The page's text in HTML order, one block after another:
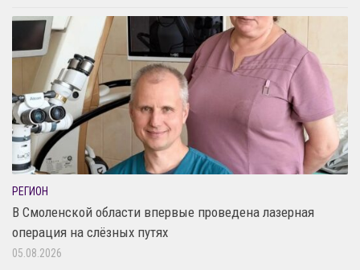
РЕГИОН
В Смоленской области впервые проведена лазерная
операция на слёзных путях
05.08.2026